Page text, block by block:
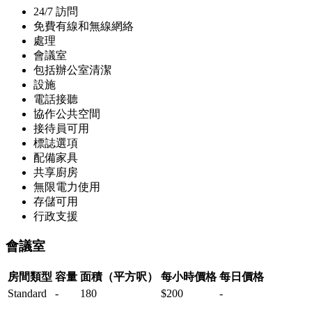
24/7 訪問
免費有線和無線網絡
處理
會議室
包括辦公室清潔
設施
電話接聽
協作公共空間
接待員可用
標誌選項
配備家具
共享廚房
無限電力使用
存儲可用
行政支援
會議室
房間類型 容量 面積（平方呎） 每小時價格 每日價格
Standard
- 180 $200 -